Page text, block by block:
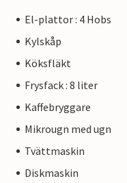
El-plattor : 4 Hobs
Kylskåp
Köksfläkt
Frysfack : 8 liter
Kaffebryggare
Mikrougn med ugn
Tvättmaskin
Diskmaskin